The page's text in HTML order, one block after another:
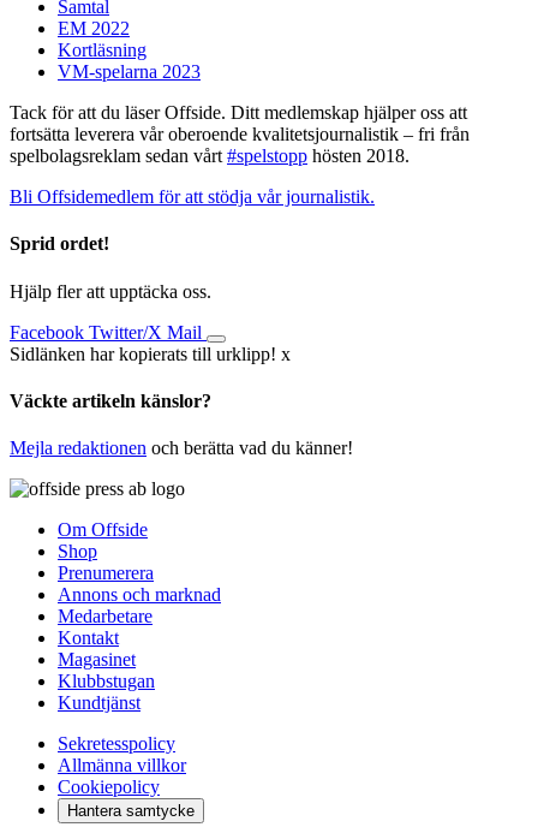
Samtal
EM 2022
Kortläsning
VM-spelarna 2023
Tack för att du läser Offside. Ditt medlemskap hjälper oss att
fortsätta leverera vår oberoende kvalitetsjournalistik – fri från
spelbolagsreklam sedan vårt #spelstopp hösten 2018.
Bli Offsidemedlem för att stödja vår journalistik.
Sprid ordet!
Hjälp fler att upptäcka oss.
Facebook Twitter/X Mail
Sidlänken har kopierats till urklipp! x
Väckte artikeln känslor?
Mejla redaktionen och berätta vad du känner!
Om Offside
Shop
Prenumerera
Annons och marknad
Medarbetare
Kontakt
Magasinet
Klubbstugan
Kundtjänst
Sekretesspolicy
Allmänna villkor
Cookiepolicy
Hantera samtycke